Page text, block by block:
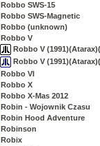
Robbo SWS-15
Robbo SWS-Magnetic
Robbo (unknown)
Robbo V
Robbo V
Robbo V
Robbo VI
Robbo X
Robbo X-Mas 2012
Robin - Wojownik Czasu
Robin Hood Adventure
Robinson
Robix